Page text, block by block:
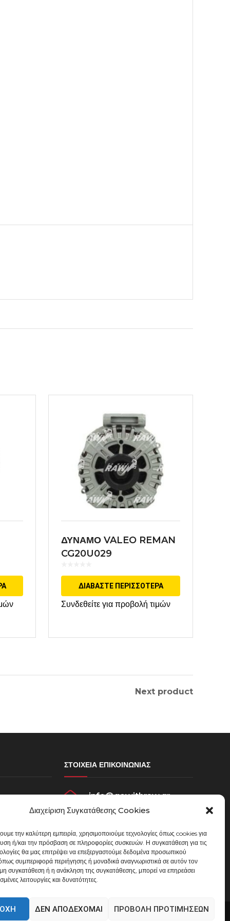
Διαχείριση Συγκατάθεσης Cookies
την καλύτερη εμπειρία, χρησιμοποιούμε τεχνολογίες όπως cookies για
ή/και την πρόσβαση σε πληροφορίες συσκευών. Η συγκατάθεση για τις
θα μας επιτρέψει να επεξεργαστούμε δεδομένα προσωπικού
συμπεριφορά περιήγησης ή μοναδικά αναγνωριστικά σε αυτόν τον
συγκατάθεση ή η ανάκληση της συγκατάθεσης, μπορεί να επηρεάσει
λειτουργίες και δυνατότητες.
ΔΕΝ ΑΠΟΔΈΧΟΜΑΙ ΠΡΟΒΟΛΉ ΠΡΟΤΙΜΉΣΕΩΝ
ΔΥΝΑΜΟ VALEO REMAN
CG20U029
ΔΙΑΒΆΣΤΕ ΠΕΡΙΣΣΌΤΕΡΑ
Συνδεθείτε για προβολή τιμών
Next product
ΣΤΟΙΧΕΊΑ ΕΠΙΚΟΙΝΩΝΊΑΣ
info@gowithraw.gr
24310 35062
Δευ. - Παρ. 08:00 - 20:00